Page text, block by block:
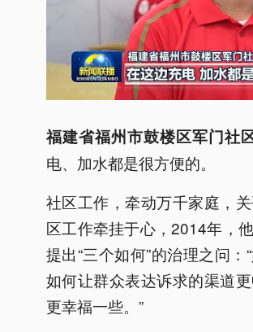
福建省福州市鼓楼区军门社
电、加水都是很方便的。
社区工作，牵动万千家庭，
区工作牵挂于心，2014年，
提出“三个如何”的治理之问
如何让群众表达诉求的渠道
更幸福一些。”